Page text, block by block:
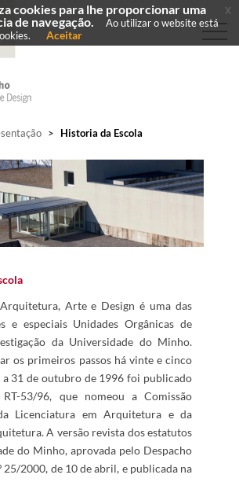
> Historia da Escola
Arte e Design é uma das
e especiais Unidades Orgânicas de
da Universidade do Minho.
os primeiros passos há vinte e cinco
a 31 de outubro de 1996 foi publicado
53/96, que nomeou a Comissão
Licenciatura em Arquitetura e da
A versão revista dos estatutos
do Minho, aprovada pelo Despacho
25/2000, de 10 de abril, e publicada na
cookies para lhe proporcionar uma
de navegação.
Ao utilizar o website está
Aceitar
x